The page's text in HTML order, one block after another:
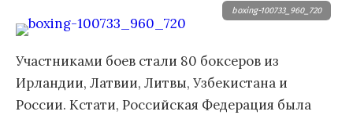
boxing-100733_960_720
Участниками боев стали 80 боксеров из
Ирландии, Латвии, Литвы, Узбекистана и
России. Кстати, Российская Федерация была